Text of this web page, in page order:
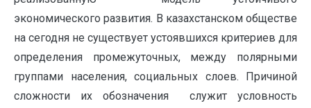
экономического развития. В казахстанском обществе
на сегодня не существует устоявшихся критериев для
определения промежуточных, между полярными
группами населения, социальных слоев. Причиной
сложности их обозначения служит условность